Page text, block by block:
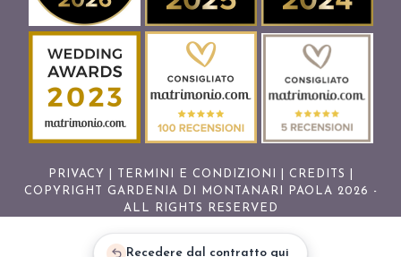
PRIVACY TERMINI E CONDIZIONI CREDITS
COPYRIGHT GARDENIA DI MONTANARI PAOLA 2026 -
ALL RIGHTS RESERVED
Recedere dal contratto qui